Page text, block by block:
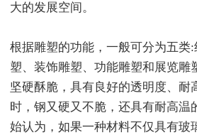
大的发展空间。
根据雕塑的功能，一般可分为五类
塑、装饰雕塑、功能雕塑和展览雕
坚硬酥脆，具有良好的透明度、耐
时，钢又硬又不脆，还具有耐高温
始认为，如果一种材料不仅具有玻